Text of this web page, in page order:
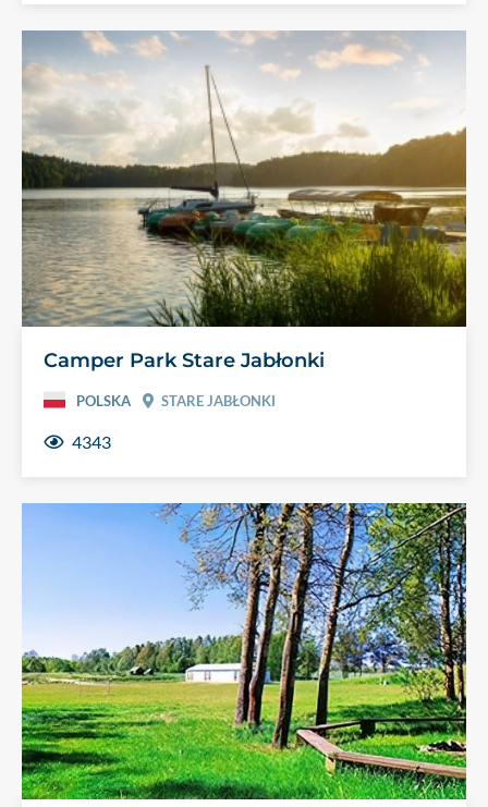
Camper Park Stare Jabłonki
POLSKA STARE JABŁONKI
4343